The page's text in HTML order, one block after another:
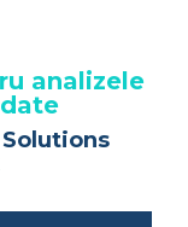
analizele